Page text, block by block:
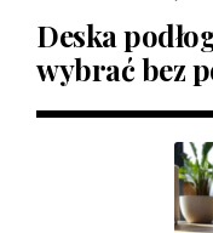
Deska
wybrać bez